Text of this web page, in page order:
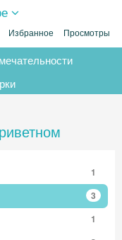
Избранное Просмотры
1
3
1